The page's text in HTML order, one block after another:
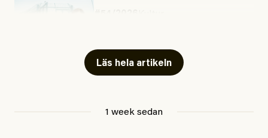
Läs hela artikeln
1 week sedan